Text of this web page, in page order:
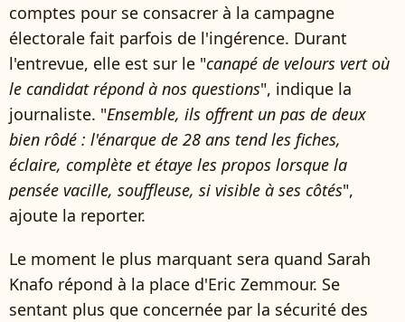
comptes pour se consacrer à la campagne
électorale fait parfois de l'ingérence. Durant
l'entrevue, elle est sur le "canapé de velours vert où
le candidat répond à nos questions", indique la
journaliste. "Ensemble, ils offrent un pas de deux
bien rôdé : l'énarque de 28 ans tend les fiches,
éclaire, complète et étaye les propos lorsque la
pensée vacille, souffleuse, si visible à ses côtés",
ajoute la reporter.
Le moment le plus marquant sera quand Sarah
Knafo répond à la place d'Eric Zemmour. Se
sentant plus que concernée par la sécurité des